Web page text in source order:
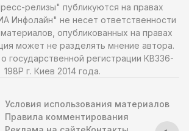
релизы" публикуются на правах
Инфолайн" не несет ответственности
опубликованных на правах
может не разделять мнение автора.
государственной регистрации КВ336-
198Р г. Киев 2014 года.
Условия использования материалов
Правила комментирования